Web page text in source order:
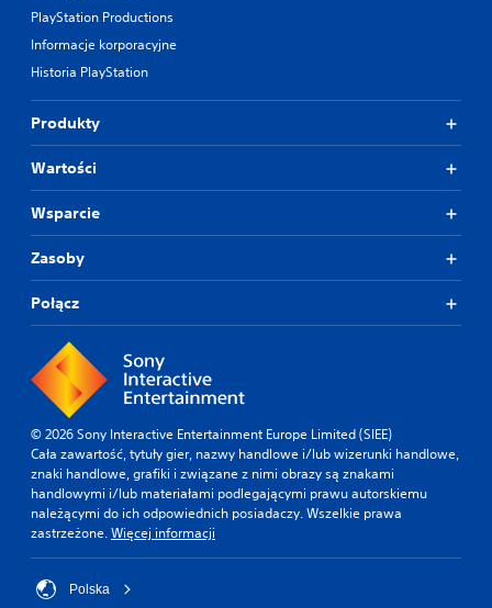
PlayStation Productions
Informacje korporacyjne
Historia PlayStation
Produkty
Wartości
Wsparcie
Zasoby
Połącz
© 2026 Sony Interactive Entertainment Europe Limited (SIEE)
Cała zawartość, tytuły gier, nazwy handlowe i/lub wizerunki handlowe,
znaki handlowe, grafiki i związane z nimi obrazy są znakami
handlowymi i/lub materiałami podlegającymi prawu autorskiemu
należącymi do ich odpowiednich posiadaczy. Wszelkie prawa
zastrzeżone.Więcej informacji
Polska